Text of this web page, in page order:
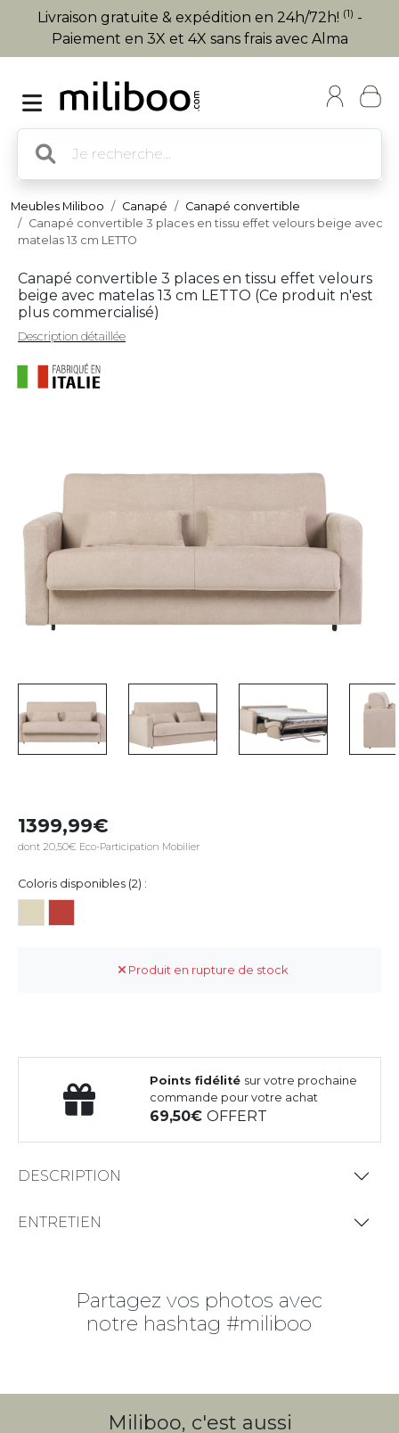
Livraison gratuite & expédition en 24h/72h! (1) -
Paiement en 3X et 4X sans frais avec Alma
Meubles Miliboo Canapé
Canapé convertible
Canapé convertible 3 places en tissu effet velours beige avec
matelas 13 cm LETTO
Canapé convertible 3 places en tissu effet velours
beige avec matelas 13 cm LETTO (Ce produit n'est
plus commercialisé)
Description détaillée
1399,99
dont 20,50€ Eco-Participation Mobilier
Coloris disponibles (2) :
Produit en rupture de stock
Points fidélité sur votre prochaine
commande pour votre achat
69,50OFFERT
DESCRIPTION
ENTRETIEN
Partagez vos photos avec
notre hashtag #miliboo
Miliboo, c'est aussi